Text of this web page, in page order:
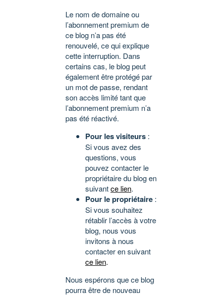
Le nom de domaine ou
l’abonnement premium de
ce blog n’a pas été
renouvelé, ce qui explique
cette interruption. Dans
certains cas, le blog peut
également être protégé par
un mot de passe, rendant
son accès limité tant que
l’abonnement premium n’a
pas été réactivé.
Pour les visiteurs :
Si vous avez des
questions, vous
pouvez contacter le
propriétaire du blog en
suivantce lien.
Pour le propriétaire :
Si vous souhaitez
rétablir l’accès à votre
blog, nous vous
invitons à nous
contacter en suivant
ce lien.
Nous espérons que ce blog
pourra être de nouveau